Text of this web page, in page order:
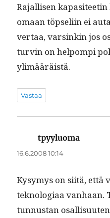
Rajal­lisen
omaan töpseli­in ei
ver­taa, varsinkin jos
turvin on helpom­pi
ylimääräistä.
Vastaa
tpyyluoma
16.6.2008 10:14
Kysymys on siitä, että
teknolo­giaa van­haan.
tun­nus­tan